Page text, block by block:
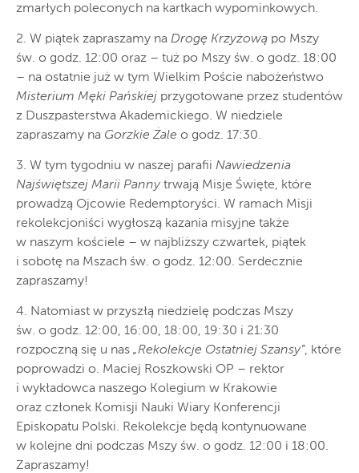
zmarłych poleconych na kartkach wypominkowych.
2. W piątek zapraszamy na Drogę Krzyżową po Mszy
św. o godz. 12:00 oraz – tuż po Mszy św. o godz. 18:00
– na ostatnie już w tym Wielkim Poście nabożeństwo
Misterium Męki Pańskiej przygotowane przez studentów
z Duszpasterstwa Akademickiego. W niedziele
zapraszamy na Gorzkie Żale o godz. 17:30.
3. W tym tygodniu w naszej parafii Nawiedzenia
Najświętszej Marii Panny trwają Misje Święte, które
prowadzą Ojcowie Redemptoryści. W ramach Misji
rekolekcjoniści wygłoszą kazania misyjne także
w naszym kościele – w najbliższy czwartek, piątek
i sobotę na Mszach św. o godz. 12:00. Serdecznie
zapraszamy!
4. Natomiast w przyszłą niedzielę podczas Mszy
św. o godz. 12:00, 16:00, 18:00, 19:30 i 21:30
rozpoczną się u nas „Rekolekcje Ostatniej Szansy”, które
poprowadzi o. Maciej Roszkowski OP – rektor
i wykładowca naszego Kolegium w Krakowie
oraz członek Komisji Nauki Wiary Konferencji
Episkopatu Polski. Rekolekcje będą kontynuowane
w kolejne dni podczas Mszy św. o godz. 12:00 i 18:00.
Zapraszamy!